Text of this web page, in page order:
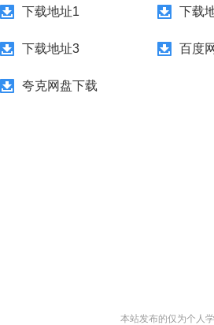
下载地址1 下载
下载地址3 百度
夸克网盘下载
本站发布的仅为个人